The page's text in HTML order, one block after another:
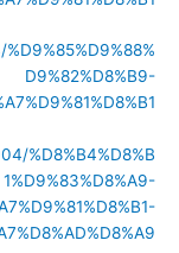
D9%82%D8%B9-
%D8%B4%D8%B
1%D9%83%D8%A9-